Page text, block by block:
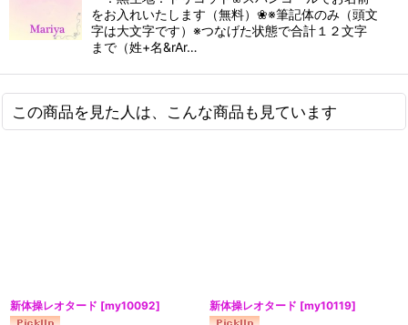
をお入れいたします（無料）❀※筆記体のみ（頭文
字は大文字です）※つなげた状態で合計１２文字
まで（姓+名&rAr…
この商品を見た人は、こんな商品も見ています
新体操レオタード [my10092] 新体操レオタード [my10119]